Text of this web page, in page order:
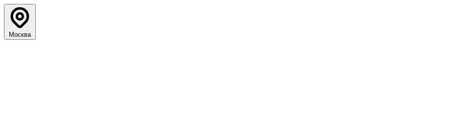
Москва